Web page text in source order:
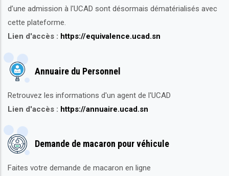
d’une admission à l'UCAD sont désormais dématérialisés avec
cette plateforme.
Lien d'accès : https://equivalence.ucad.sn
Annuaire du Personnel
Retrouvez les informations d'un agent de l'UCAD
Lien d'accès : https://annuaire.ucad.sn
Demande de macaron pour véhicule
Faites votre demande de macaron en ligne